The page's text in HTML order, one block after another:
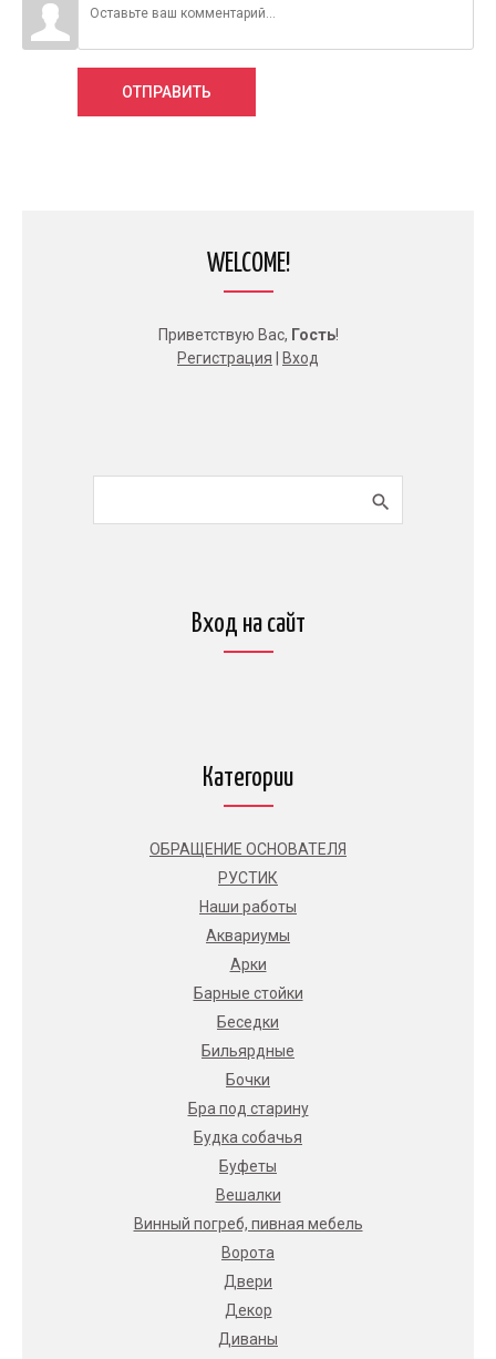
ОТПРАВИТЬ
WELCOME!
Приветствую Вас, Гость!
Регистрация
Вход
Вход на сайт
Категории
ОБРАЩЕНИЕ ОСНОВАТЕЛЯ
РУСТИК
Наши работы
Аквариумы
Арки
Барные стойки
Беседки
Бильярдные
Бочки
Бра под старину
Будка собачья
Буфеты
Вешалки
Винный погреб, пивная мебель
Ворота
Двери
Декор
Диваны